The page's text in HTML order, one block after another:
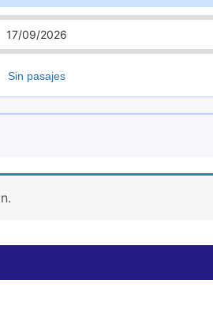
17/09/2026
Sin pasajes